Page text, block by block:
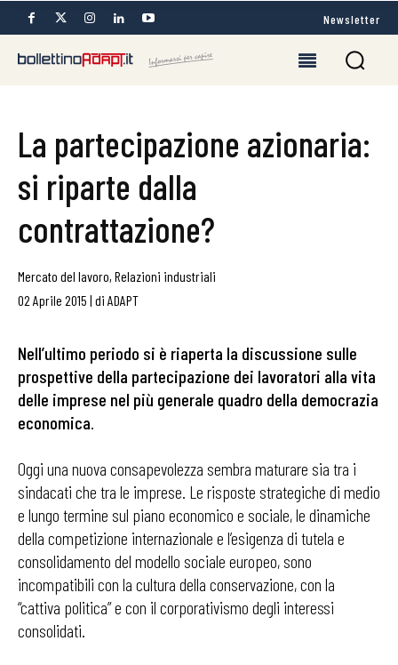
Newsletter
La partecipazione azionaria:
si riparte dalla
contrattazione?
Mercato del lavoro, Relazioni industriali
02 Aprile 2015 | di ADAPT
Nell’ultimo periodo si è riaperta la discussione sulle
prospettive della partecipazione dei lavoratori alla vita
delle imprese nel più generale quadro della democrazia
economica.
Oggi una nuova consapevolezza sembra maturare sia tra i
sindacati che tra le imprese. Le risposte strategiche di medio
e lungo termine sul piano economico e sociale, le dinamiche
della competizione internazionale e l’esigenza di tutela e
consolidamento del modello sociale europeo, sono
incompatibili con la cultura della conservazione, con la
“cattiva politica” e con il corporativismo degli interessi
consolidati.